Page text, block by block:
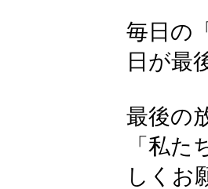
毎日の
日が最
最後の
「私
しくお